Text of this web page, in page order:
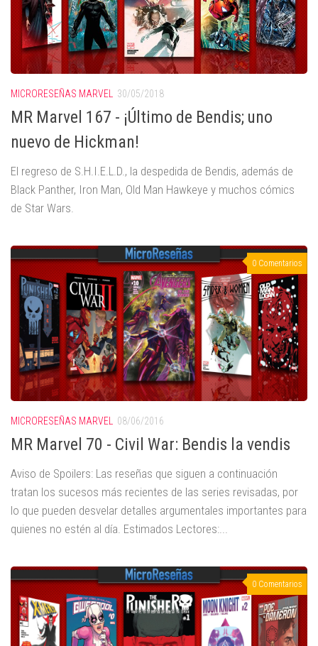
MICRORESEÑAS MARVEL 30/05/2018
MR Marvel 167 - ¡Último de Bendis; uno
nuevo de Hickman!
El regreso de S.H.I.E.L.D., la despedida de Bendis, además de
Black Panther, Iron Man, Old Man Hawkeye y muchos cómics
de Star Wars.
0 Comentarios
MICRORESEÑAS MARVEL 08/06/2016
MR Marvel 70 - Civil War: Bendis la vendis
Aviso de Spoilers: Las reseñas que siguen a continuación
tratan los sucesos más recientes de las series revisadas, por
lo que pueden desvelar detalles argumentales importantes para
quienes no estén al día. Estimados Lectores:...
0 Comentarios